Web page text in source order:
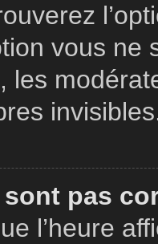
vous ne
les
pas
l’heure